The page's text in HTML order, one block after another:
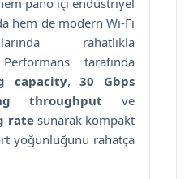
pano içi endüstriyel
hem de modern Wi-Fi
rahatlıkla
tarafında
capacity,30 Gbps
throughput ve
ratesunarak kompakt
yoğunluğunu rahatça